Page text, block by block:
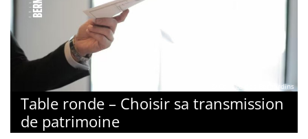
© Collège des Bernardins
Table ronde – Choisir sa transmission
de patrimoine